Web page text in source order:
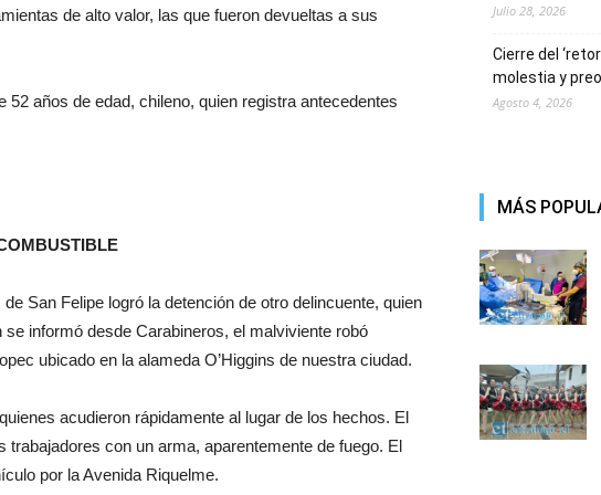
de alto valor, las que fueron devueltas a sus
52 años de edad, chileno, quien registra antecedentes
San Felipe logró la detención de otro delincuente, quien
informó desde Carabineros, el malviviente robó
ubicado en la alameda O’Higgins de nuestra ciudad.
acudieron rápidamente al lugar de los hechos. El
con un arma, aparentemente de fuego. El
por la Avenida Riquelme.
Julio 28, 2026
Cierre del
molestia y
Agosto 4, 2026
MÁS